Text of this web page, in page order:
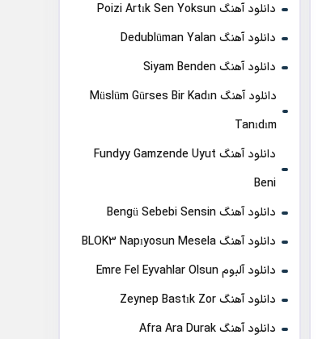
دانلود آهنگ Poizi Artık Sen Yoksun
دانلود آهنگ Dedublüman Yalan
دانلود آهنگ Siyam Benden
دانلود آهنگ Müslüm Gürses Bir Kadın
Tanıdım
دانلود آهنگ Fundyy Gamzende Uyut
Beni
دانلود آهنگ Bengü Sebebi Sensin
دانلود آهنگ BLOK3 Napıyosun Mesela
دانلود آلبوم Emre Fel Eyvahlar Olsun
دانلود آهنگ Zeynep Bastık Zor
دانلود آهنگ Afra Ara Durak